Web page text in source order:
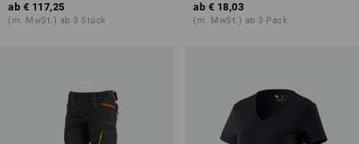
ab € 117,25
(m. MwSt.) ab 3 Stück
ab € 18,03
(m. MwSt.) ab 3 Pack